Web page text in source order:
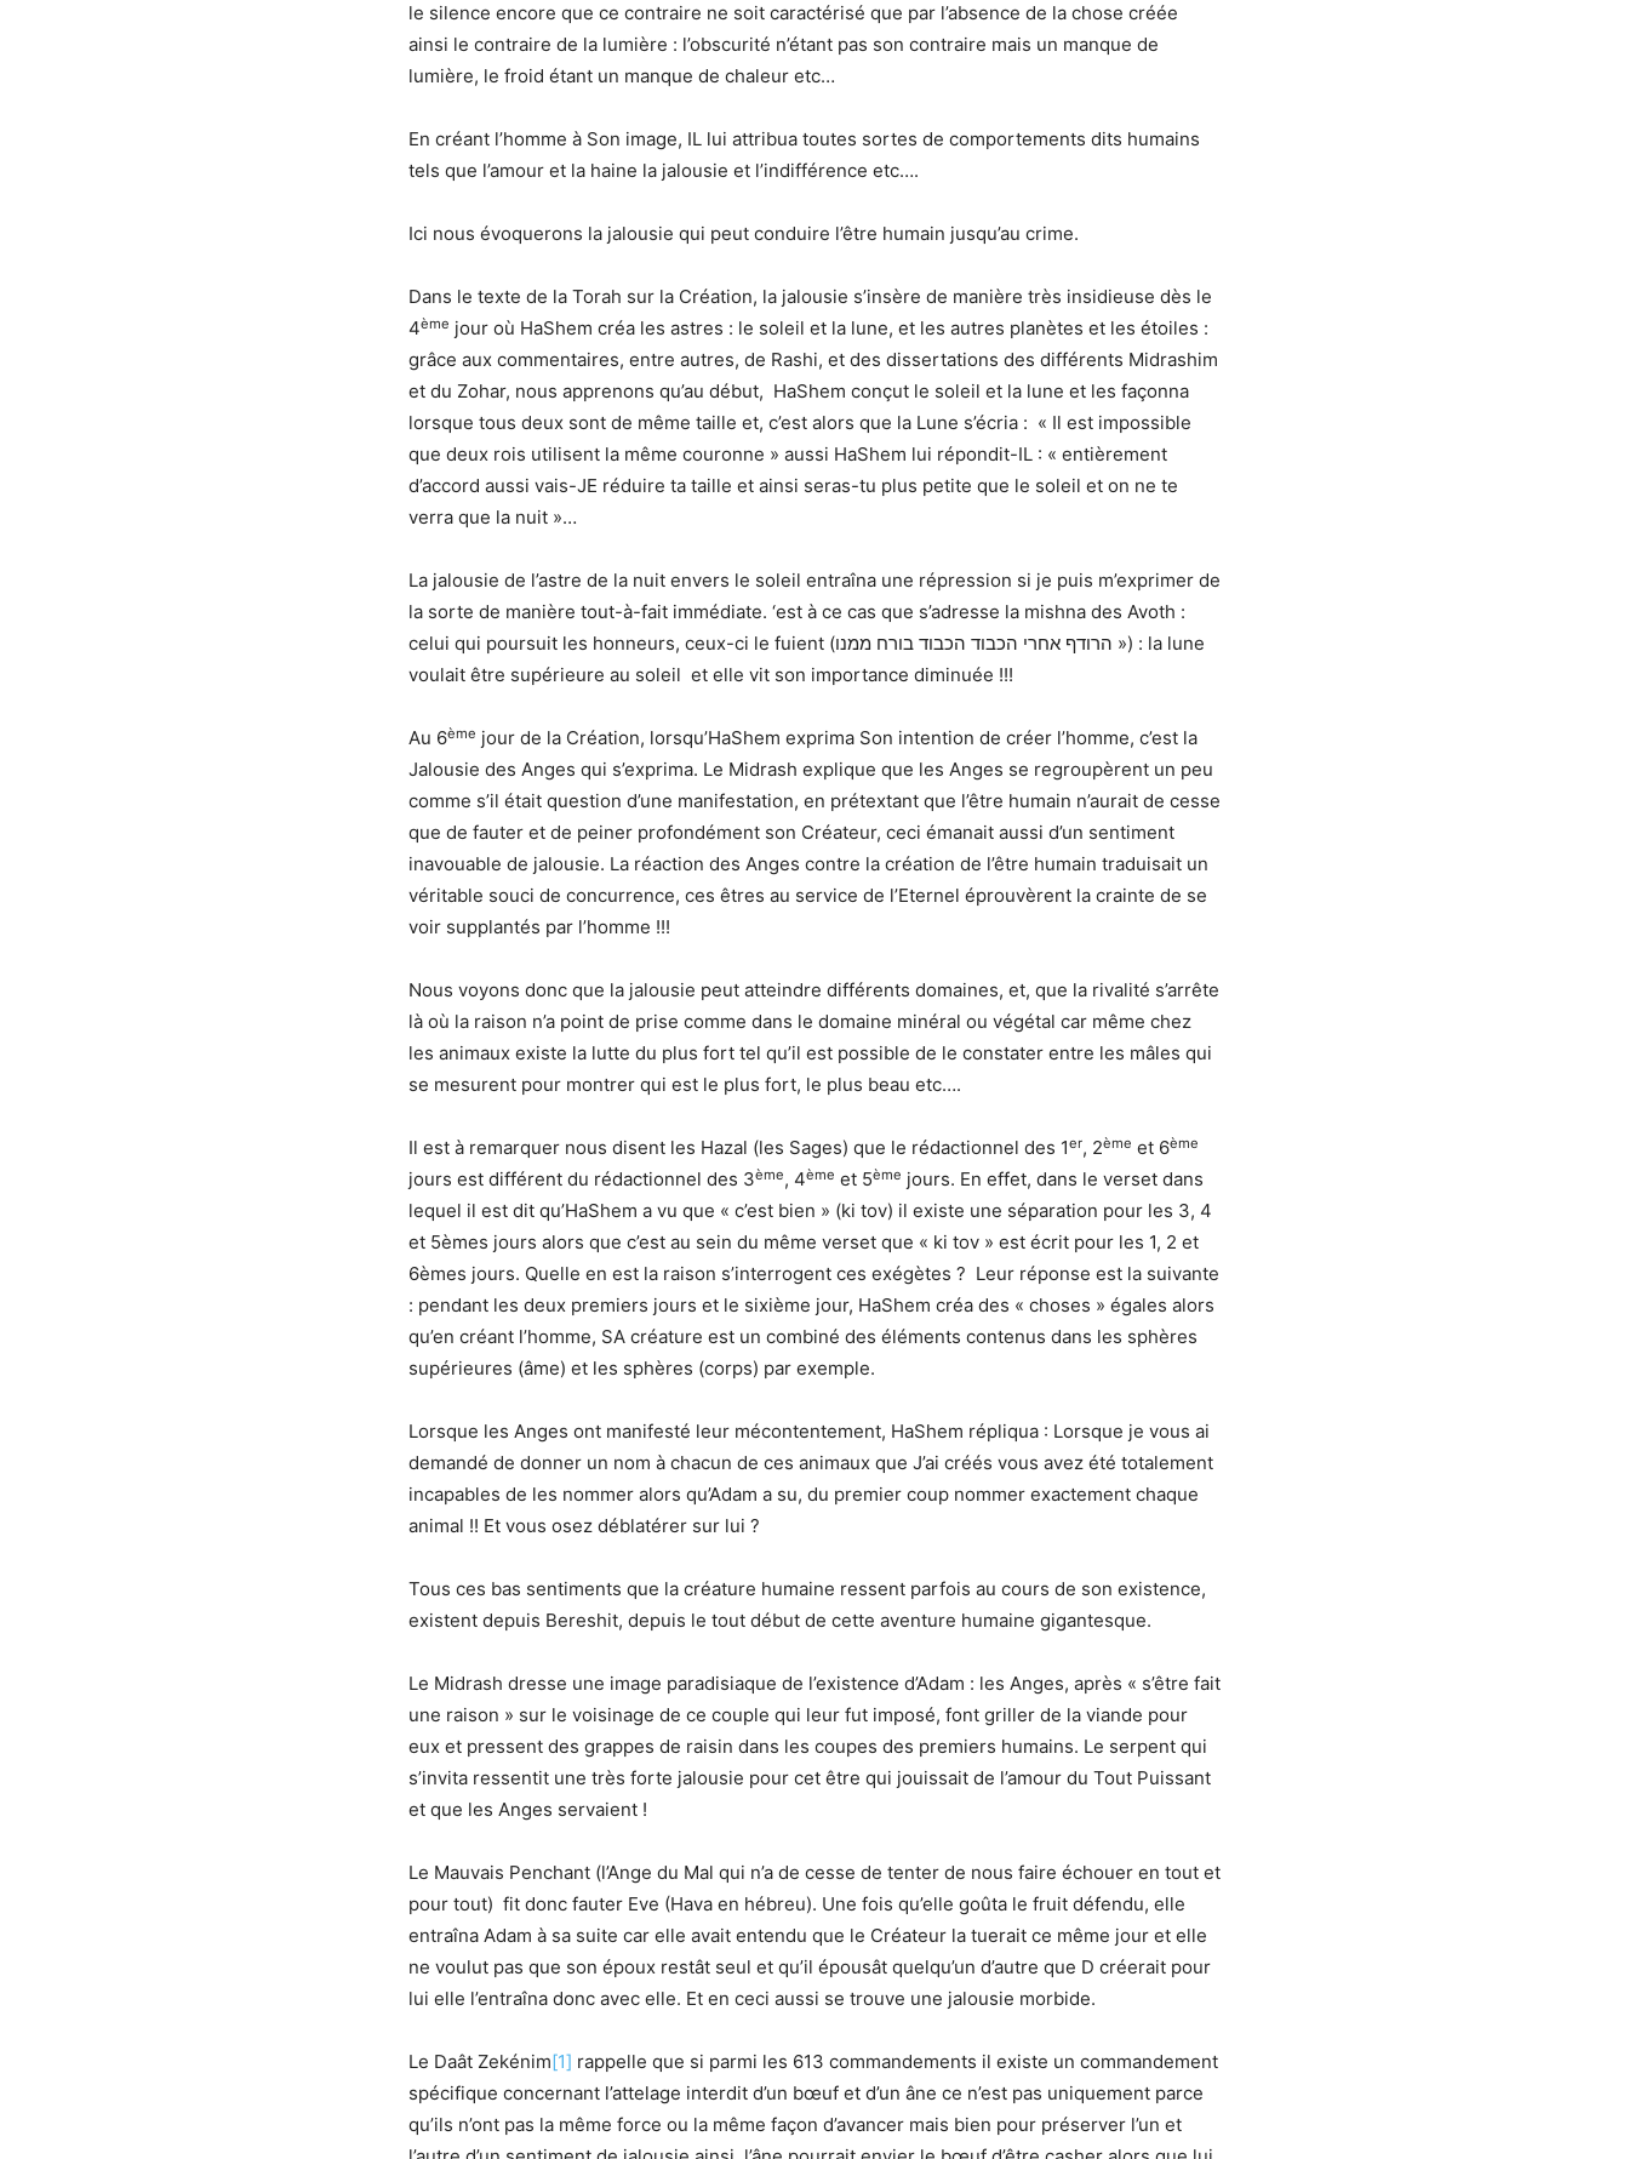
le silence encore que ce contraire ne soit caractérisé que par l’absence de la chose créée
ainsi le contraire de la lumière : l’obscurité n’étant pas son contraire mais un manque de
lumière, le froid étant un manque de chaleur etc…
En créant l’homme à Son image, IL lui attribua toutes sortes de comportements dits humains
tels que l’amour et la haine la jalousie et l’indifférence etc….
Ici nous évoquerons la jalousie qui peut conduire l’être humain jusqu’au crime.
Dans le texte de la Torah sur la Création, la jalousie s’insère de manière très insidieuse dès le
4ème jour où HaShem créa les astres : le soleil et la lune, et les autres planètes et les étoiles :
grâce aux commentaires, entre autres, de Rashi, et des dissertations des différents Midrashim
et du Zohar, nous apprenons qu’au début, HaShem conçut le soleil et la lune et les façonna
lorsque tous deux sont de même taille et, c’est alors que la Lune s’écria : « Il est impossible
que deux rois utilisent la même couronne » aussi HaShem lui répondit-IL : « entièrement
d’accord aussi vais-JE réduire ta taille et ainsi seras-tu plus petite que le soleil et on ne te
verra que la nuit »…
La jalousie de l’astre de la nuit envers le soleil entraîna une répression si je puis m’exprimer de
la sorte de manière tout-à-fait immédiate. ‘est à ce cas que s’adresse la mishna des Avoth :
celui qui poursuit les honneurs, ceux-ci le fuient (הרודף אחרי הכבוד הכבוד בורח ממנו ») : la lune
voulait être supérieure au soleil et elle vit son importance diminuée !!!
Au 6ème jour de la Création, lorsqu’HaShem exprima Son intention de créer l’homme, c’est la
Jalousie des Anges qui s’exprima. Le Midrash explique que les Anges se regroupèrent un peu
comme s’il était question d’une manifestation, en prétextant que l’être humain n’aurait de cesse
que de fauter et de peiner profondément son Créateur, ceci émanait aussi d’un sentiment
inavouable de jalousie. La réaction des Anges contre la création de l’être humain traduisait un
véritable souci de concurrence, ces êtres au service de l’Eternel éprouvèrent la crainte de se
voir supplantés par l’homme !!!
Nous voyons donc que la jalousie peut atteindre différents domaines, et, que la rivalité s’arrête
là où la raison n’a point de prise comme dans le domaine minéral ou végétal car même chez
les animaux existe la lutte du plus fort tel qu’il est possible de le constater entre les mâles qui
se mesurent pour montrer qui est le plus fort, le plus beau etc….
Il est à remarquer nous disent les Hazal (les Sages) que le rédactionnel des 1er, 2ème et 6ème
jours est différent du rédactionnel des 3ème, 4ème et 5ème jours. En effet, dans le verset dans
lequel il est dit qu’HaShem a vu que « c’est bien » (ki tov) il existe une séparation pour les 3, 4
et 5èmes jours alors que c’est au sein du même verset que « ki tov » est écrit pour les 1, 2 et
6èmes jours. Quelle en est la raison s’interrogent ces exégètes ? Leur réponse est la suivante
: pendant les deux premiers jours et le sixième jour, HaShem créa des « choses » égales alors
qu’en créant l’homme, SA créature est un combiné des éléments contenus dans les sphères
supérieures (âme) et les sphères (corps) par exemple.
Lorsque les Anges ont manifesté leur mécontentement, HaShem répliqua : Lorsque je vous ai
demandé de donner un nom à chacun de ces animaux que J’ai créés vous avez été totalement
incapables de les nommer alors qu’Adam a su, du premier coup nommer exactement chaque
animal !! Et vous osez déblatérer sur lui ?
Tous ces bas sentiments que la créature humaine ressent parfois au cours de son existence,
existent depuis Bereshit, depuis le tout début de cette aventure humaine gigantesque.
Le Midrash dresse une image paradisiaque de l’existence d’Adam : les Anges, après « s’être fait
une raison » sur le voisinage de ce couple qui leur fut imposé, font griller de la viande pour
eux et pressent des grappes de raisin dans les coupes des premiers humains. Le serpent qui
s’invita ressentit une très forte jalousie pour cet être qui jouissait de l’amour du Tout Puissant
et que les Anges servaient !
Le Mauvais Penchant (l’Ange du Mal qui n’a de cesse de tenter de nous faire échouer en tout et
pour tout) fit donc fauter Eve (Hava en hébreu). Une fois qu’elle goûta le fruit défendu, elle
entraîna Adam à sa suite car elle avait entendu que le Créateur la tuerait ce même jour et elle
ne voulut pas que son époux restât seul et qu’il épousât quelqu’un d’autre que D créerait pour
lui elle l’entraîna donc avec elle. Et en ceci aussi se trouve une jalousie morbide.
Le Daât Zekénim[1] rappelle que si parmi les 613 commandements il existe un commandement
spécifique concernant l’attelage interdit d’un bœuf et d’un âne ce n’est pas uniquement parce
qu’ils n’ont pas la même force ou la même façon d’avancer mais bien pour préserver l’un et